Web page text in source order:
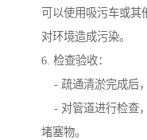
可以使用吸污车或其
对环境造成污染。
6. 检查验收：
- 疏通清淤完成后
- 对管道进行检查
堵塞物。